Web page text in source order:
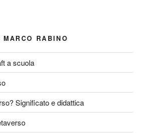
RABINO
a scuola
Significato e didattica